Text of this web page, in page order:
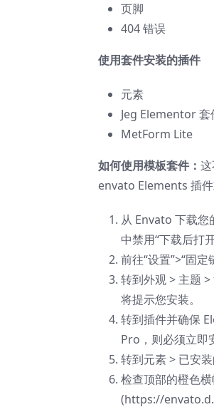
页脚
404 错误
使用套件安装的插件
元素
Jeg Elementor 套
MetForm Lite
如何使用模板套件：
envato Elements 插
从 Envato 下载您
中禁用“下载后打
前往“设置”>“固
转到外观 > 主题
将提示您安装。
转到插件并确保
Pro，则必须立即
转到元素 > 已安
检查顶部的橙色
(https://